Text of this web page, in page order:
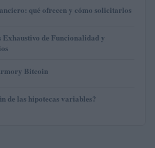
qué ofrecen y cómo solicitarlos
de Funcionalidad y
Bitcoin
de las hipotecas variables?